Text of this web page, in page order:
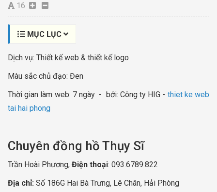
16
MỤC LỤC
Dịch vụ: Thiết kế web & thiết kế logo
Màu sắc chủ đạo: Đen
Thời gian làm web: 7 ngày - bởi: Công ty HIG - thiet ke web
tai hai phong​
Chuyên đồng hồ Thụy Sĩ
Trần Hoài Phương, Điện thoại: 093.6789.822
Địa chỉ: Số 186G Hai Bà Trưng, Lê Chân, Hải Phòng